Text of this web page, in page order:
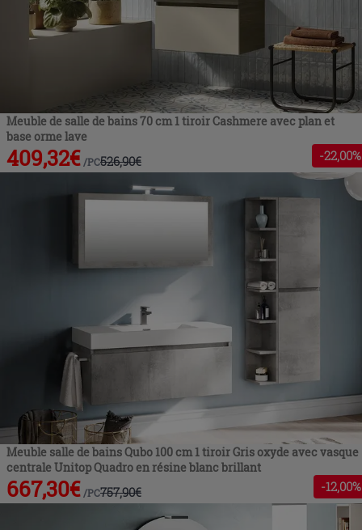
Meuble de salle de bains 70 cm 1 tiroir Cashmere avec plan et
base orme lave
409,32€ /PC526,90€ -22,00%
Meuble salle de bains Qubo 100 cm 1 tiroir Gris oxyde avec vasque
centrale Unitop Quadro en résine blanc brillant
667,30€ /PC757,90€ -12,00%